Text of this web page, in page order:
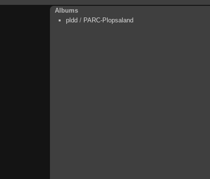
Albums
pldd / PARC-Plopsaland